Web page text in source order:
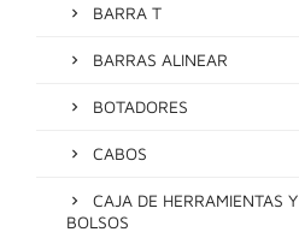
BARRA T
BARRAS ALINEAR
BOTADORES
CABOS
CAJA DE HERRAMIENTAS Y
BOLSOS